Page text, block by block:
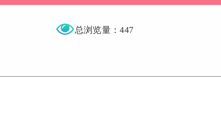
总浏览量：447